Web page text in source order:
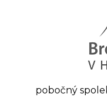
pobočný